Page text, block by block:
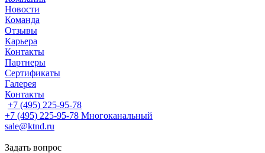
Новости
Команда
Отзывы
Карьера
Контакты
Партнеры
Сертификаты
Галерея
Контакты
+7 (495) 225-95-78
+7 (495) 225-95-78 Многоканальный
sale@ktnd.ru
Задать вопрос